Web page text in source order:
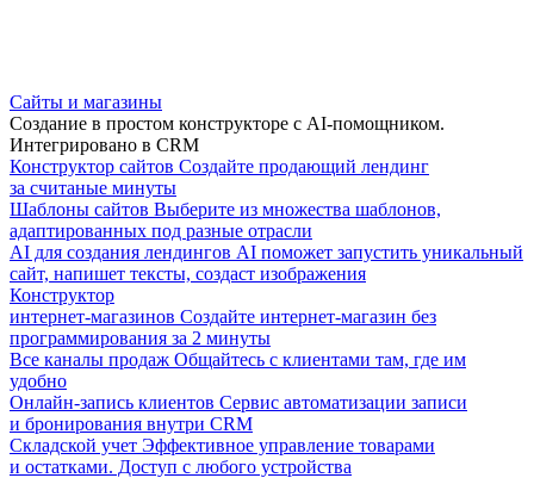
Сайты и магазины
Создание в простом конструкторе с AI-помощником.
Интегрировано в CRM
Конструктор сайтов Создайте продающий лендинг
за считаные минуты
Шаблоны сайтов Выберите из множества шаблонов,
адаптированных под разные отрасли
AI для создания лендингов AI поможет запустить уникальный
сайт, напишет тексты, создаст изображения
Конструктор
интернет-магазинов Создайте интернет-магазин без
программирования за 2 минуты
Все каналы продаж Общайтесь с клиентами там, где им
удобно
Онлайн-запись клиентов Сервис автоматизации записи
и бронирования внутри CRM
Складской учет Эффективное управление товарами
и остатками. Доступ с любого устройства